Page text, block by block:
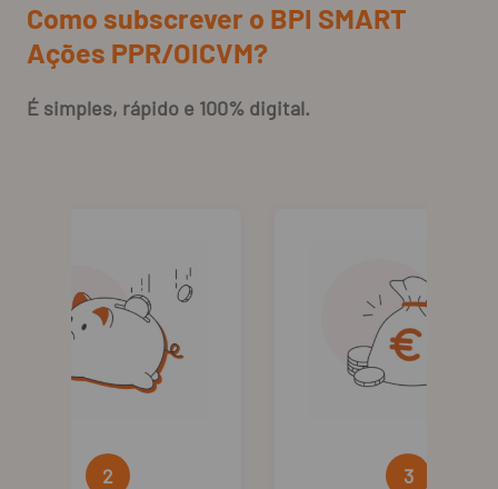
Como subscrever o BPI SMART
Ações PPR/OICVM?
É simples, rápido e 100% digital.
2 3